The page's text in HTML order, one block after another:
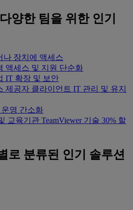
다양한 팀을 위한 인기
나 장치에 액세스
액세스 및 지원 단순화
IT 확장 및 보안
제공자 클라이언트 IT 관리 및 유지
운영 간소화
교육기관 TeamViewer 기술 30% 할
로 분류된 인기 솔루션